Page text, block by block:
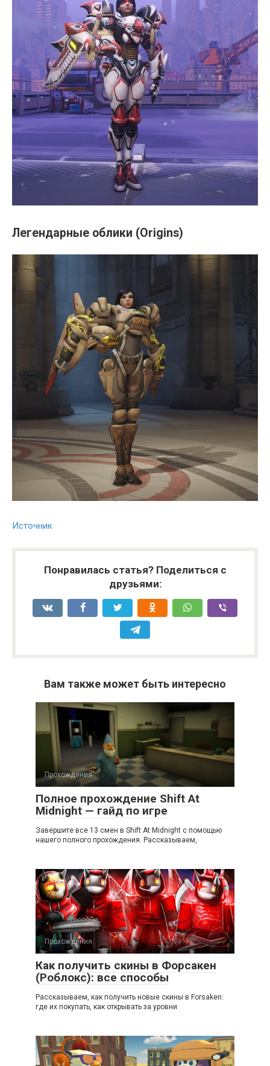
Легендарные облики (Origins)
Источник
Понравилась статья? Поделиться с
друзьями:
Вам также может быть интересно
Прохождения
Полное прохождение Shift At
Midnight — гайд по игре
Завершите все 13 смен в Shift At Midnight с помощью
нашего полного прохождения. Рассказываем,
Прохождения
Как получить скины в Форсакен
(Роблокс): все способы
Рассказываем, как получить новые скины в Forsaken:
где их покупать, как открывать за уровни